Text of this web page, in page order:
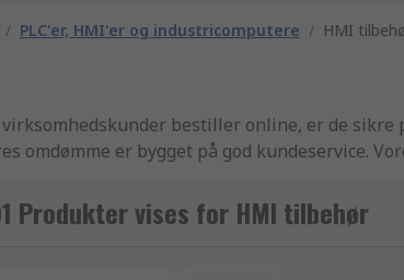
/ PLC'er, HMI'er og industricomputere / HMI
virksomhedskunder bestiller online, er de
omdømme er bygget på god kundeservice.
når du har brug for dem. Som Europas
producenter i branchen eller
Produkter vises for HMI tilbehør